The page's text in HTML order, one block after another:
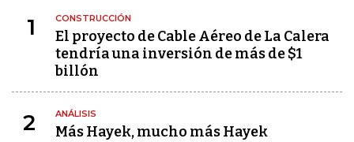
1 CONSTRUCCIÓN
El proyecto de Cable Aéreo de La Calera
tendría una inversión de más de $1
billón
2 ANÁLISIS
Más Hayek, mucho más Hayek